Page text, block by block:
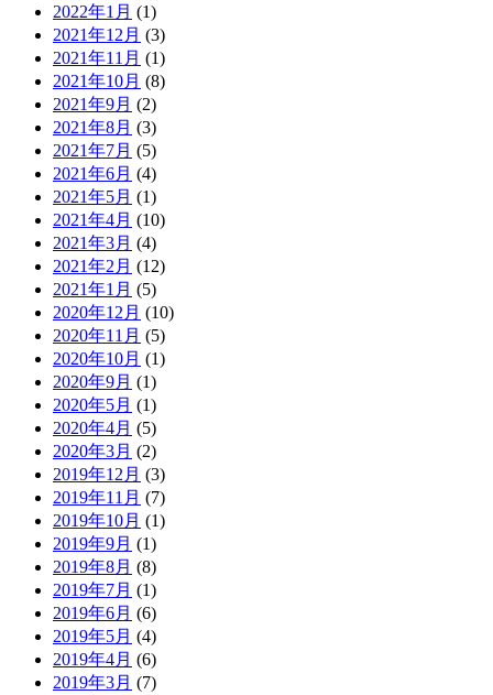
2022年1月 (1)
2021年12月 (3)
2021年11月 (1)
2021年10月 (8)
2021年9月 (2)
2021年8月 (3)
2021年7月 (5)
2021年6月 (4)
2021年5月 (1)
2021年4月 (10)
2021年3月 (4)
2021年2月 (12)
2021年1月 (5)
2020年12月 (10)
2020年11月 (5)
2020年10月 (1)
2020年9月 (1)
2020年5月 (1)
2020年4月 (5)
2020年3月 (2)
2019年12月 (3)
2019年11月 (7)
2019年10月 (1)
2019年9月 (1)
2019年8月 (8)
2019年7月 (1)
2019年6月 (6)
2019年5月 (4)
2019年4月 (6)
2019年3月 (7)